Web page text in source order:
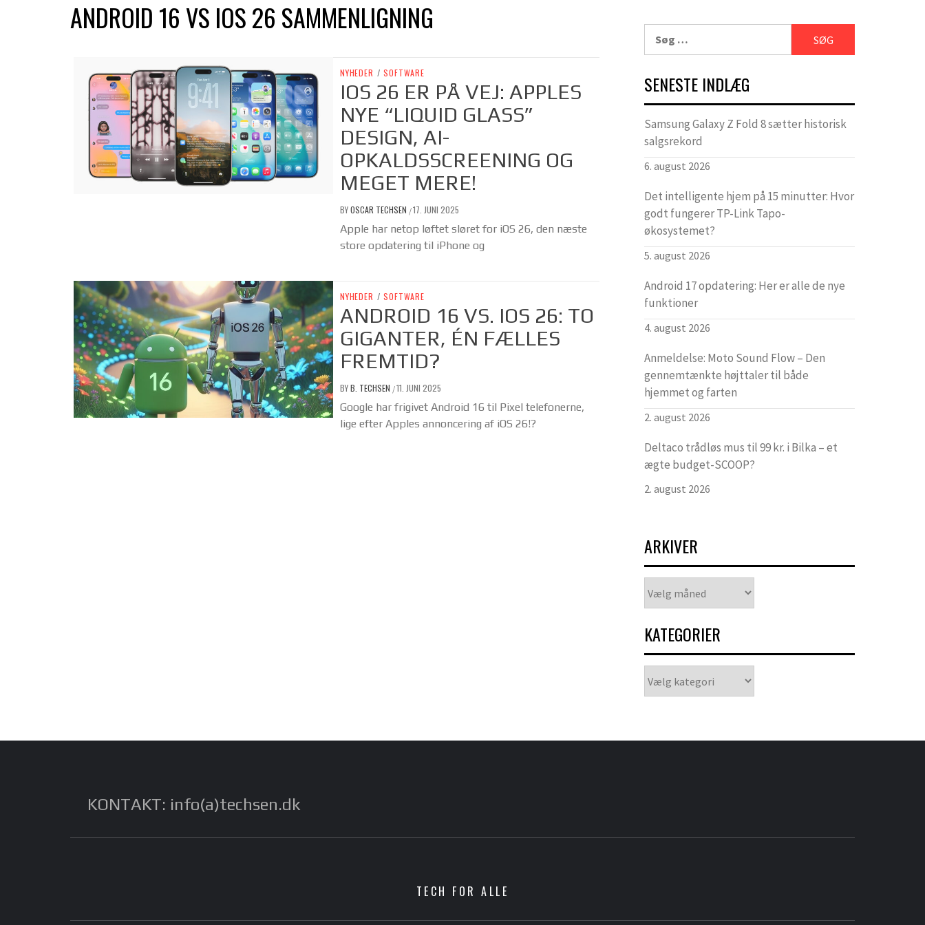
ANDROID 16 VS IOS 26 SAMMENLIGNING
NYHEDER / SOFTWARE
IOS 26 ER PÅ VEJ: APPLES
NYE “LIQUID GLASS”
DESIGN, AI-
OPKALDSSCREENING OG
MEGET MERE!
BYOSCAR TECHSEN /17. JUNI 2025
Apple har netop løftet sløret for iOS 26, den næste
store opdatering til iPhone og
NYHEDER / SOFTWARE
ANDROID 16 VS. IOS 26: TO
GIGANTER, ÉN FÆLLES
FREMTID?
BYB. TECHSEN /11. JUNI 2025
Google har frigivet Android 16 til Pixel telefonerne,
lige efter Apples annoncering af iOS 26!?
efter:
SENESTE INDLÆG
Samsung Galaxy Z Fold 8 sætter historisk
salgsrekord
6. august 2026
Det intelligente hjem på 15 minutter: Hvor
godt fungerer TP-Link Tapo-
økosystemet?
5. august 2026
Android 17 opdatering: Her er alle de nye
funktioner
4. august 2026
Anmeldelse: Moto Sound Flow – Den
gennemtænkte højttaler til både
hjemmet og farten
2. august 2026
Deltaco trådløs mus til 99 kr. i Bilka – et
ægte budget-SCOOP?
2. august 2026
ARKIVER
KATEGORIER
KONTAKT: info(a)techsen.dk
TECH FOR ALLE